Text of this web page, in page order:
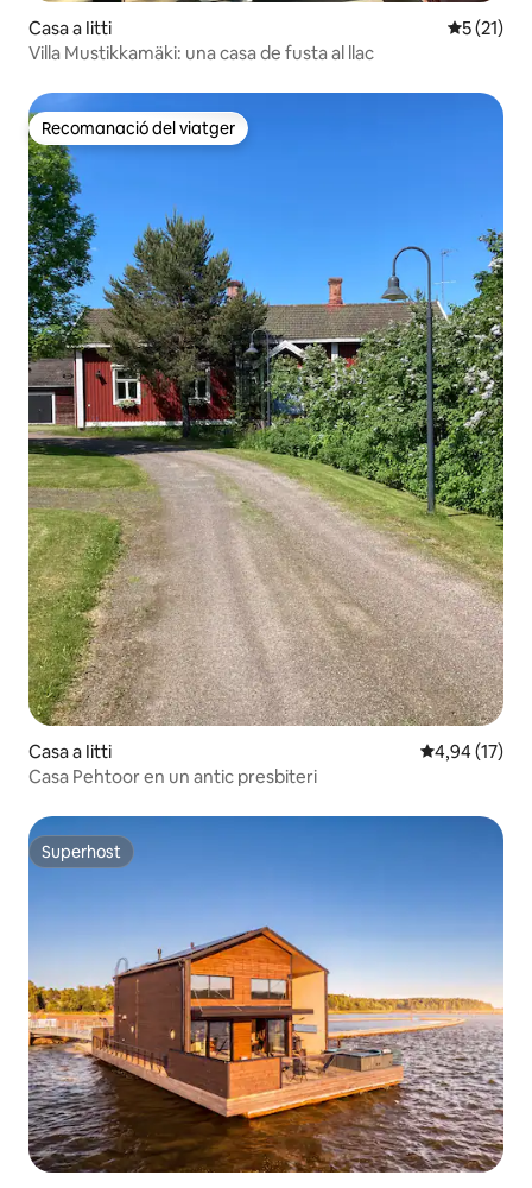
Casa a Iitti 5 de
5 (21)
Villa Mustikkamäki: una casa de fusta al llac
Recomanació del viatger
Recomanació del viatger
Casa a Iitti 4,94 de
4,94 (17)
Casa Pehtoor en un antic presbiteri
Superhost
Superhost